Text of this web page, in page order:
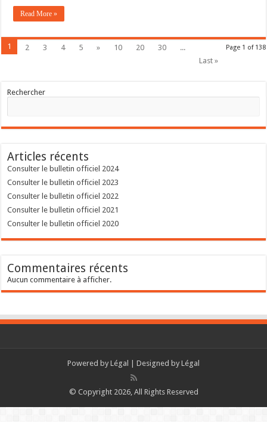
Read More »
Page 1 of 138
1 2 3 4 5 » 10 20 30
...
Last »
Rechercher
Articles récents
Consulter le bulletin officiel 2024
Consulter le bulletin officiel 2023
Consulter le bulletin officiel 2022
Consulter le bulletin officiel 2021
Consulter le bulletin officiel 2020
Commentaires récents
Aucun commentaire à afficher.
Powered by Légal | Designed by Légal
© Copyright 2026, All Rights Reserved